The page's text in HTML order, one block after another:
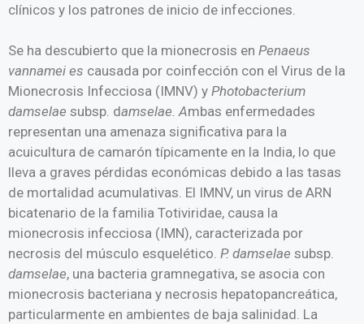
clínicos y los patrones de inicio de infecciones.
Se ha descubierto que la mionecrosis en Penaeus
vannamei es causada por coinfección con el Virus de la
Mionecrosis Infecciosa (IMNV) y Photobacterium
damselae subsp. damselae. Ambas enfermedades
representan una amenaza significativa para la
acuicultura de camarón típicamente en la India, lo que
lleva a graves pérdidas económicas debido a las tasas
de mortalidad acumulativas. El IMNV, un virus de ARN
bicatenario de la familia Totiviridae, causa la
mionecrosis infecciosa (IMN), caracterizada por
necrosis del músculo esquelético. P. damselae subsp.
damselae, una bacteria gramnegativa, se asocia con
mionecrosis bacteriana y necrosis hepatopancreática,
particularmente en ambientes de baja salinidad. La